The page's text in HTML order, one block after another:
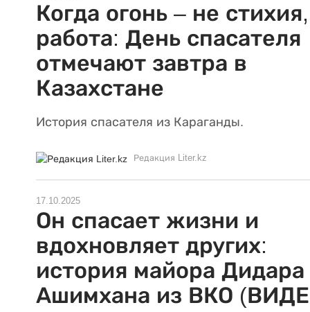
Когда огонь – не
работа: День спасателя
отмечают завтра в
Казахстане
История спасателя из Караганды.
Редакция Liter.kz
17.10.2025
Он спасает жизни и
вдохновляет других:
история майора Дидара
Ашимхана из ВКО